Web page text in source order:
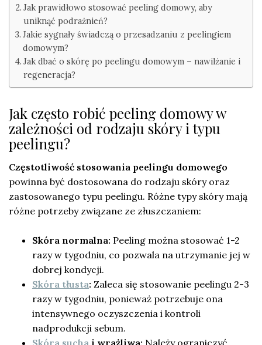
Jak prawidłowo stosować peeling domowy, aby
uniknąć podrażnień?
Jakie sygnały świadczą o przesadzaniu z peelingiem
domowym?
Jak dbać o skórę po peelingu domowym – nawilżanie i
regeneracja?
Jak często robić peeling domowy w
zależności od rodzaju skóry i typu
peelingu?
Częstotliwość stosowania peelingu domowego
powinna być dostosowana do rodzaju skóry oraz
zastosowanego typu peelingu. Różne typy skóry mają
różne potrzeby związane ze złuszczaniem:
Skóra normalna: Peeling można stosować 1-2
razy w tygodniu, co pozwala na utrzymanie jej w
dobrej kondycji.
Skóra tłusta: Zaleca się stosowanie peelingu 2-3
razy w tygodniu, ponieważ potrzebuje ona
intensywnego oczyszczenia i kontroli
nadprodukcji sebum.
Skóra sucha i wrażliwa: Należy ograniczyć